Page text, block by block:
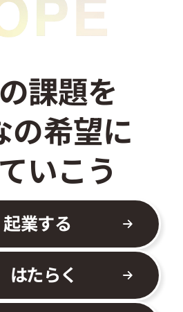
課題を
の希望に
いこう
起業する
はたらく